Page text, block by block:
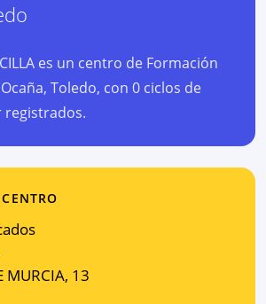
es un centro de Formación
Toledo, con 0 ciclos de
MURCIA, 13